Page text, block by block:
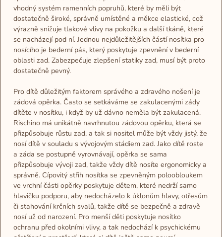
vhodný systém ramenních popruhů, které by měli být
dostatečně široké, správně umístěné a měkce elastické, což
výrazně snižuje tlakové vlivy na pokožku a další tkáně, které
se nacházejí pod ní. Jednou nejdůležitějších částí nosítka pro
nosícího je bederní pás, který poskytuje zpevnění v bederní
oblasti zad. Zabezpečuje zlepšení statiky zad, musí být proto
dostatečně pevný.
Pro dítě důležitým faktorem správého a zdravého nošení je
zádová opěrka. Často se setkáváme se zakulacenými zády
dítěte v nosítku, i když by už dávno neměla být zakulacená.
Rischino má unikátně navrhnutou zádovou opěrku, která se
přizpůsobuje růstu zad, a tak si nositel může být vždy jistý, že
nosí dítě v souladu s vývojovým stádiem zad. Jako dítě roste
a záda se postupně vyrovnávají, opěrka se sama
přizpůsobuje vývoji zad, takže vždy dítě nosíte ergonomicky a
správně. Cípovitý střih nosítka se zpevněným poloobloukem
ve vrchní části opěrky poskytuje dětem, které nedrží samo
hlavičku podporu, aby nedocházelo k úklonům hlavy, otřesům
či stahování krčních svalů, takže dítě se bezpečně a zdravě
nosí už od narození. Pro menší děti poskytuje nosítko
ochranu před okolními vlivy, a tak nedochází k psychickému